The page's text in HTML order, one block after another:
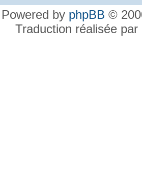
Powered by phpBB ©
Traduction réalisée par